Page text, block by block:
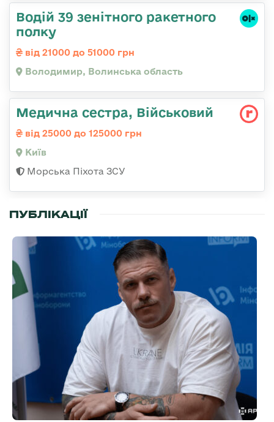
Водій 39 зенітного ракетного
полку
від 21000 до 51000 грн
Володимир, Волинська область
Медична сестра, Військовий
від 25000 до 125000 грн
Київ
Морська Піхота ЗСУ
ПУБЛІКАЦІЇ